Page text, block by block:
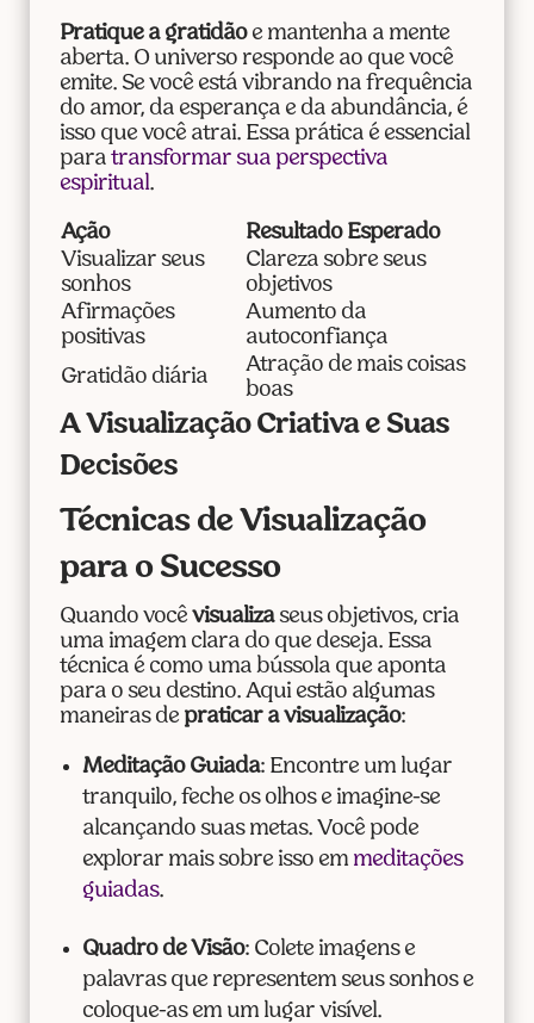
Pratique a gratidãoe mantenha a mente
aberta. O universo responde ao que você
emite. Se você está vibrando na frequência
do amor, da esperança e da abundância, é
isso que você atrai. Essa prática é essencial
para transformar sua perspectiva
espiritual.
Ação
Resultado Esperado
Visualizar seus
sonhos
Clareza sobre seus
objetivos
Afirmações
positivas
Aumento da
autoconfiança
Gratidão diária
Atração de mais coisas
boas
A Visualização Criativa e Suas
Decisões
Técnicas de Visualização
para o Sucesso
Quando você visualizaseus objetivos, cria
uma imagem clara do que deseja. Essa
técnica é como uma bússola que aponta
para o seu destino. Aqui estão algumas
maneiras de praticar a visualização:
Meditação Guiada: Encontre um lugar
tranquilo, feche os olhos e imagine-se
alcançando suas metas. Você pode
explorar mais sobre isso em meditações
guiadas.
Quadro de Visão: Colete imagens e
palavras que representem seus sonhos e
coloque-as em um lugar visível.